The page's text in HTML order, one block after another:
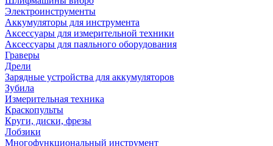
Электроинструменты
Аккумуляторы для инструмента
Аксессуары для измерительной техники
Аксессуары для паяльного оборудования
Граверы
Дрели
Зарядные устройства для аккумуляторов
Зубила
Измерительная техника
Краскопульты
Круги, диски, фрезы
Лобзики
Многофункциональный инструмент